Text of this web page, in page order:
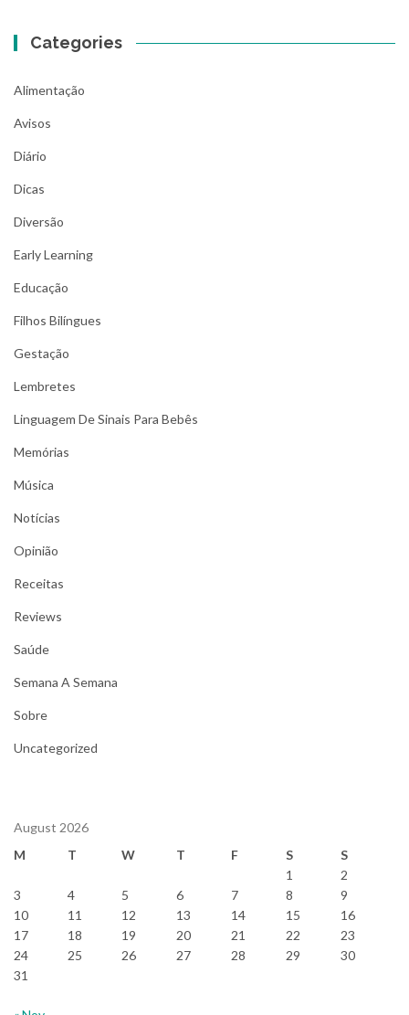
Categories
Alimentação
Avisos
Diário
Dicas
Diversão
Early Learning
Educação
Filhos Bilíngues
Gestação
Lembretes
Linguagem De Sinais Para Bebês
Memórias
Música
Notícias
Opinião
Receitas
Reviews
Saúde
Semana A Semana
Sobre
Uncategorized
August 2026
M
T W T F S
S
1
2
3
4 5 6 7 8
9
10
11 12 13 14 15
16
17
18 19 20 21 22
23
24
25 26 27 28 29
30
31